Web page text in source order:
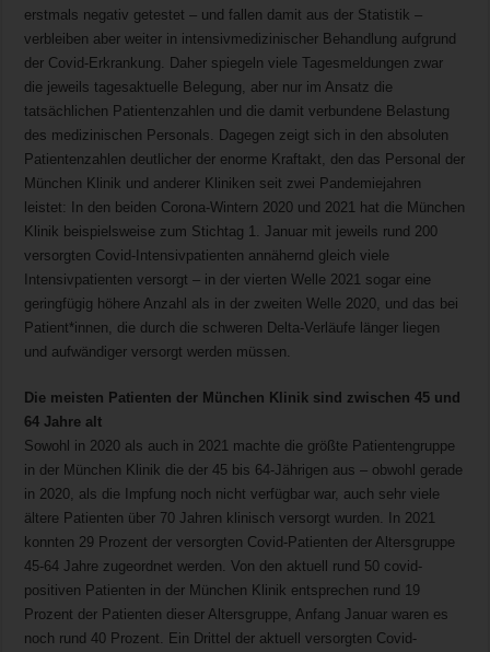
erstmals negativ getestet – und fallen damit aus der Statistik –
verbleiben aber weiter in intensivmedizinischer Behandlung aufgrund
der Covid-Erkrankung. Daher spiegeln viele Tagesmeldungen zwar
die jeweils tagesaktuelle Belegung, aber nur im Ansatz die
tatsächlichen Patientenzahlen und die damit verbundene Belastung
des medizinischen Personals. Dagegen zeigt sich in den absoluten
Patientenzahlen deutlicher der enorme Kraftakt, den das Personal der
München Klinik und anderer Kliniken seit zwei Pandemiejahren
leistet: In den beiden Corona-Wintern 2020 und 2021 hat die München
Klinik beispielsweise zum Stichtag 1. Januar mit jeweils rund 200
versorgten Covid-Intensivpatienten annähernd gleich viele
Intensivpatienten versorgt – in der vierten Welle 2021 sogar eine
geringfügig höhere Anzahl als in der zweiten Welle 2020, und das bei
Patient*innen, die durch die schweren Delta-Verläufe länger liegen
und aufwändiger versorgt werden müssen.
Die meisten Patienten der München Klinik sind zwischen 45 und
64 Jahre alt
Sowohl in 2020 als auch in 2021 machte die größte Patientengruppe
in der München Klinik die der 45 bis 64-Jährigen aus – obwohl gerade
in 2020, als die Impfung noch nicht verfügbar war, auch sehr viele
ältere Patienten über 70 Jahren klinisch versorgt wurden. In 2021
konnten 29 Prozent der versorgten Covid-Patienten der Altersgruppe
45-64 Jahre zugeordnet werden. Von den aktuell rund 50 covid-
positiven Patienten in der München Klinik entsprechen rund 19
Prozent der Patienten dieser Altersgruppe, Anfang Januar waren es
noch rund 40 Prozent. Ein Drittel der aktuell versorgten Covid-